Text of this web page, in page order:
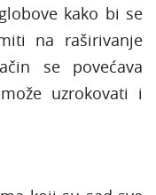
kako bi se
na raširivanje
se povećava
uzrokovati i